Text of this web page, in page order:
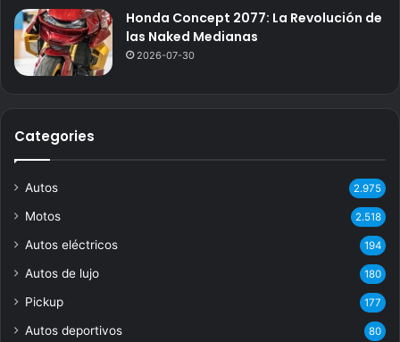
Honda Concept 2077: La Revolución de
las Naked Medianas
2026-07-30
Categories
Autos 2.975
Motos 2.518
Autos eléctricos 194
Autos de lujo 180
Pickup 177
Autos deportivos 80